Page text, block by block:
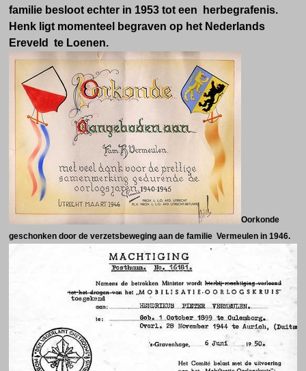
familie besloot echter in 1953 tot een herbegrafenis.
Henk ligt momenteel begraven op het Nederlands
Ereveld te Loenen.
Oorkonde
geschonken door de verzetsbeweging aan de familie Vermeulen in 1946.